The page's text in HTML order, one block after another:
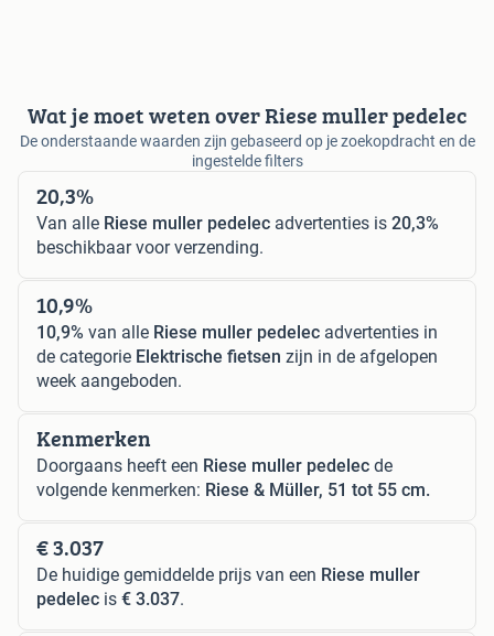
Wat je moet weten over Riese muller pedelec
De onderstaande waarden zijn gebaseerd op je zoekopdracht en de
ingestelde filters
20,3%
Van alle Riese muller pedelec advertenties is 20,3%
beschikbaar voor verzending.
10,9%
10,9% van alle Riese muller pedelec advertenties in
de categorie Elektrische fietsen zijn in de afgelopen
week aangeboden.
Kenmerken
Doorgaans heeft een Riese muller pedelec de
volgende kenmerken: Riese & Müller, 51 tot 55 cm.
€ 3.037
De huidige gemiddelde prijs van een Riese muller
pedelec is € 3.037.